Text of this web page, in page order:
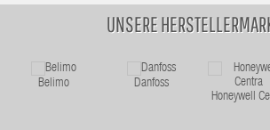
UNSERE
Belimo
Danfoss
Honeywell